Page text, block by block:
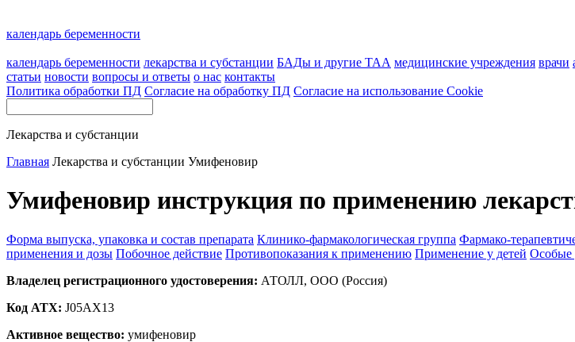
календарь беременности
календарь беременности лекарства и субстанции БАДы и другие ТАА медицинские учреждения врачи
статьи новости вопросы и ответы о нас контакты
Политика обработки ПД Согласие на обработку ПД Согласие на использование Cookie
Лекарства и субстанции
Главная Лекарства и субстанции Умифеновир
Умифеновир инструкция по применению
Форма выпуска, упаковка и состав препарата Клинико-фармакологическая группа Фармако-
применения и дозы Побочное действие Противопоказания к применению Применение у детей Особые
Владелец регистрационного удостоверения: АТОЛЛ, ООО (Россия)
Код ATX: J05AX13
Активное вещество: умифеновир